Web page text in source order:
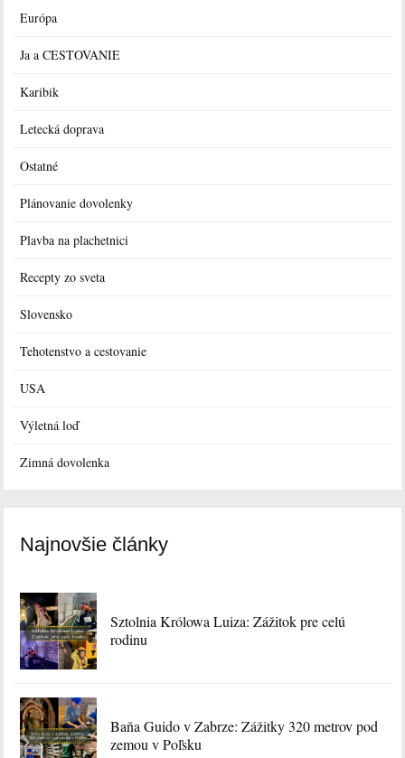
Európa
Ja a CESTOVANIE
Karibik
Letecká doprava
Ostatné
Plánovanie dovolenky
Plavba na plachetnici
Recepty zo sveta
Slovensko
Tehotenstvo a cestovanie
USA
Výletná loď
Zimná dovolenka
Najnovšie články
Sztolnia Królowa Luiza: Zážitok pre celú
rodinu
Baňa Guido v Zabrze: Zážitky 320 metrov pod
zemou v Poľsku